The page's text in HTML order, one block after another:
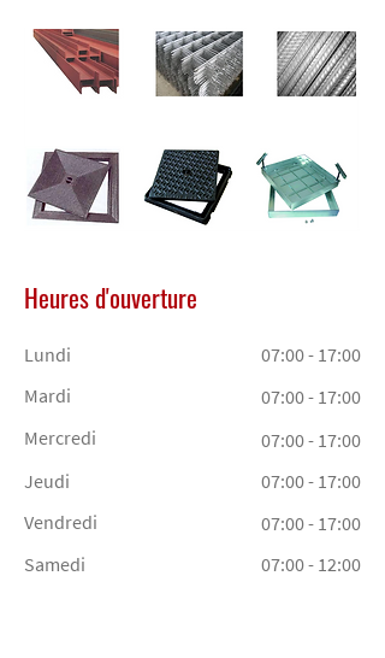
Heures d'ouverture
Lundi
07:00 - 17:00
Mardi
07:00 - 17:00
Mercredi
07:00 - 17:00
Jeudi
07:00 - 17:00
Vendredi
07:00 - 17:00
Samedi
07:00 - 12:00